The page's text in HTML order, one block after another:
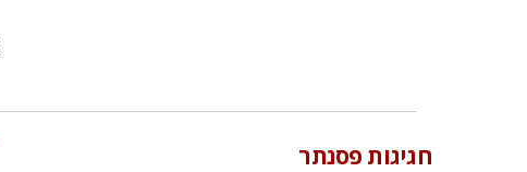
חגיגות פסנתר